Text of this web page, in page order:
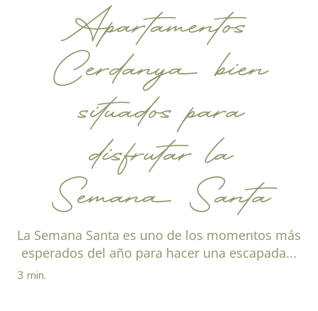
Apartamentos
Cerdanya bien
situados para
disfrutar la
Semana Santa
La Semana Santa es uno de los momentos más
esperados del año para hacer una escapada...
3 min.